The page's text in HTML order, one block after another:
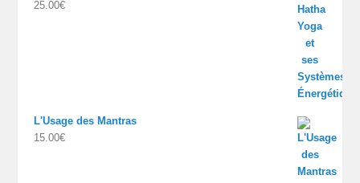
25.00€
L'Usage des Mantras
15.00€